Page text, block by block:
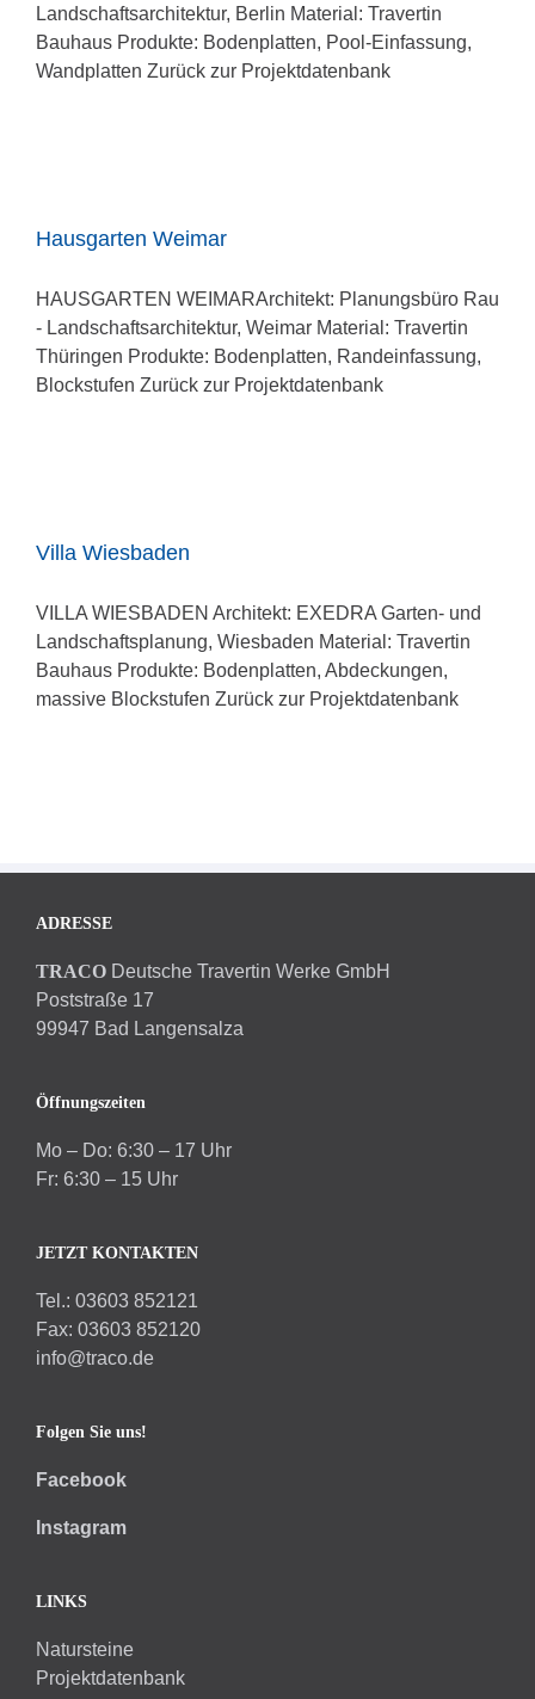
Landschaftsarchitektur, Berlin Material: Travertin
Bauhaus Produkte: Bodenplatten, Pool-Einfassung,
Wandplatten Zurück zur Projektdatenbank
Hausgarten Weimar
HAUSGARTEN WEIMARArchitekt: Planungsbüro Rau
- Landschaftsarchitektur, Weimar Material: Travertin
Thüringen Produkte: Bodenplatten, Randeinfassung,
Blockstufen Zurück zur Projektdatenbank
Villa Wiesbaden
VILLA WIESBADEN Architekt: EXEDRA Garten- und
Landschaftsplanung, Wiesbaden Material: Travertin
Bauhaus Produkte: Bodenplatten, Abdeckungen,
massive Blockstufen Zurück zur Projektdatenbank
ADRESSE
TRACO Deutsche Travertin Werke GmbH
Poststraße 17
99947 Bad Langensalza
Öffnungszeiten
Mo – Do: 6:30 – 17 Uhr
Fr: 6:30 – 15 Uhr
JETZT KONTAKTEN
Tel.: 03603 852121
Fax: 03603 852120
info@traco.de
Folgen Sie uns!
Facebook
Instagram
LINKS
Natursteine
Projektdatenbank